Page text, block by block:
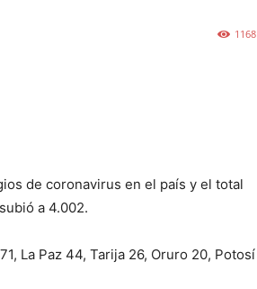
1168
de coronavirus en el país y el total
a 4.002.
La Paz 44, Tarija 26, Oruro 20, Potosí